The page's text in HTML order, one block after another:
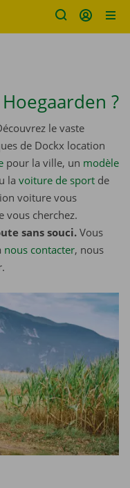
?
le vaste
de Dockx location
pour la ville, un modèle
la voiture de sport de
voiture vous
vous cherchez.
sans souci. Vous
nous contacter, nous